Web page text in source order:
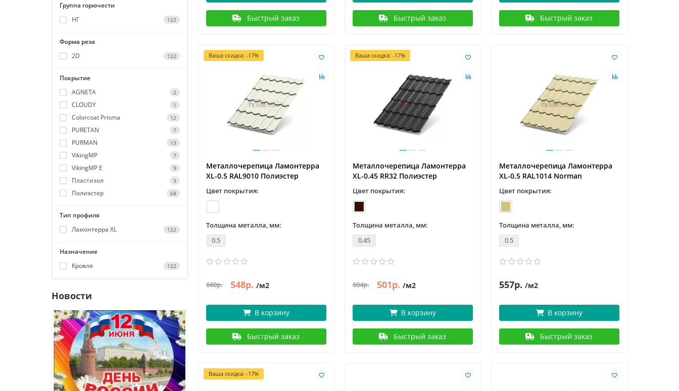
Группа горючести
НГ
122
Форма реза
2D
122
Покрытие
AGNETA
2
CLOUDY 1
Colorcoat Prisma 12
PURETAN 7
PURMAN 13
VikingMP 7
VikingMP E 9
Пластизол 3
Полиэстер 68
Тип профиля
Ламонтерра XL
122
Назначение
Кровля
122
Новости
Быстрый заказ Быстрый заказ Быстрый заказ
Ваша скидка: -17%
Металлочерепица Ламонтерра
XL-0.5 RAL9010 Полиэстер
Цвет покрытия:
Толщина металла, мм:
0.5
660р. 548р. /м2
В корзину
Быстрый заказ
Ваша скидка: -17%
Металлочерепица Ламонтерра
XL-0.45 RR32 Полиэстер
Цвет покрытия:
Толщина металла, мм:
0.45
604р. 501р. /м2
В корзину
Быстрый заказ
Металлочерепица Ламонтерра
XL-0.5 RAL1014 Norman
Цвет покрытия:
Толщина металла, мм:
0.5
557р. /м2
В корзину
Быстрый заказ
Ваша скидка: -17%